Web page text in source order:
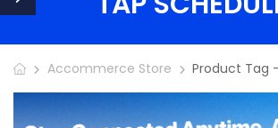
Accommerce Store Product Tag